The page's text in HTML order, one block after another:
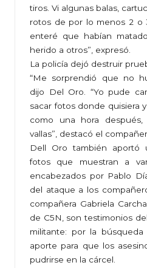
tiros. Vi algunas balas,
rotos de por lo menos 2 o
enteré que habían
herido a otros”, expresó.
La policía dejó destruir
“Me sorprendió que no
dijo Del Oro. “Yo pude
sacar fotos donde quisiera
como una hora
vallas”, destacó el
Dell Oro también aportó
fotos que muestran a
encabezados por Pablo
del ataque a los
compañera Gabriela
de C5N, son testimonios
militante: por la
aporte para que los
pudrirse en la cárcel.